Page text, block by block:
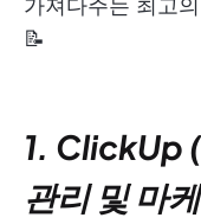
가져다주는 최고
📝
1. ClickUp
관리 및 마